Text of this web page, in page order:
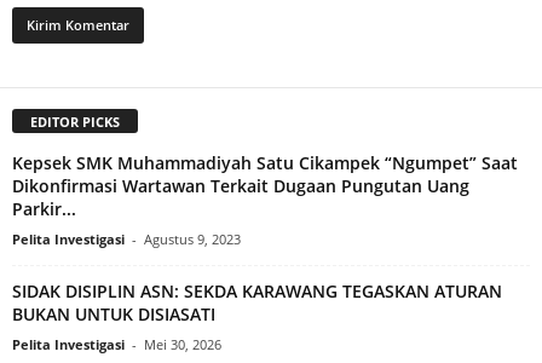
EDITOR PICKS
Kepsek SMK Muhammadiyah Satu Cikampek “Ngumpet” Saat
Dikonfirmasi Wartawan Terkait Dugaan Pungutan Uang
Parkir...
Pelita Investigasi - Agustus 9, 2023
SIDAK DISIPLIN ASN: SEKDA KARAWANG TEGASKAN ATURAN
BUKAN UNTUK DISIASATI
Pelita Investigasi - Mei 30, 2026